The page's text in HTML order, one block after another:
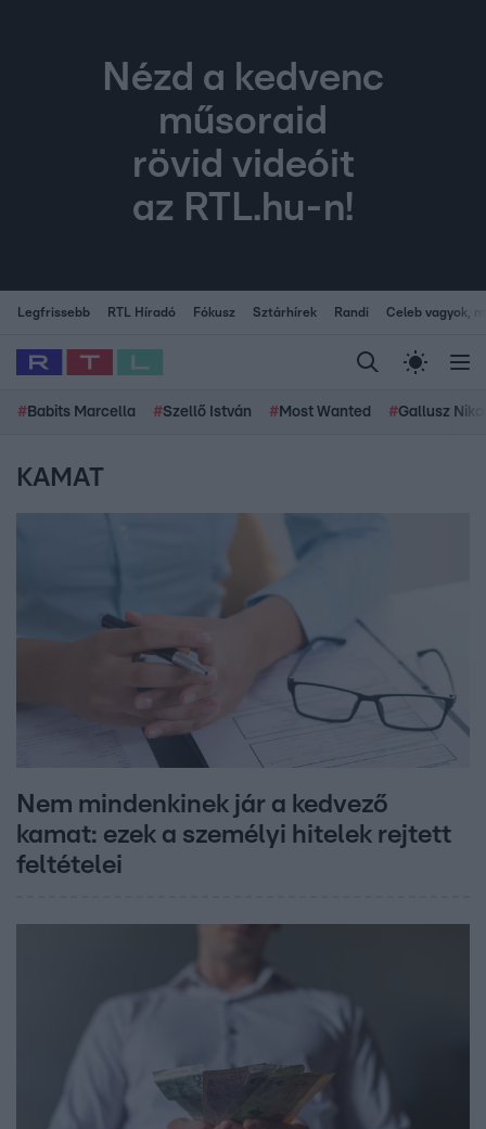
Nézd a kedvenc
műsoraid
rövid videóit
az RTL.hu-n!
Legfrissebb RTL Híradó Fókusz Sztárhírek Randi Celeb vagyok,
# Babits Marcella #Szellő István # Most Wanted #Gallusz
KAMAT
Nem mindenkinek jár a kedvező
kamat: ezek a személyi hitelek rejtett
feltételei